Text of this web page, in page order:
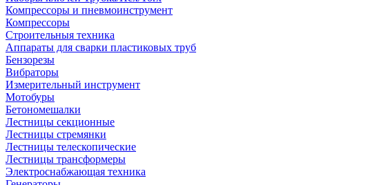
Компрессоры и пневмоинструмент
Компрессоры
Строительныя техника
Аппараты для сварки пластиковых труб
Бензорезы
Вибраторы
Измерительный инструмент
Мотобуры
Бетономешалки
Лестницы секционные
Лестницы стремянки
Лестницы телескопические
Лестницы трансформеры
Электроснабжающая техника